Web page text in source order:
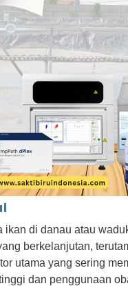
ikan di danau atau
berkelanjutan,
utama yang sering
dan penggunaan